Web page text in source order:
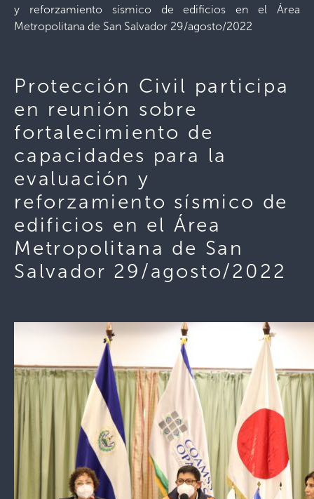
y reforzamiento sísmico de edificios en el Área
Metropolitana de San Salvador 29/agosto/2022
Protección Civil participa
en reunión sobre
fortalecimiento de
capacidades para la
evaluación y
reforzamiento sísmico de
edificios en el Área
Metropolitana de San
Salvador 29/agosto/2022